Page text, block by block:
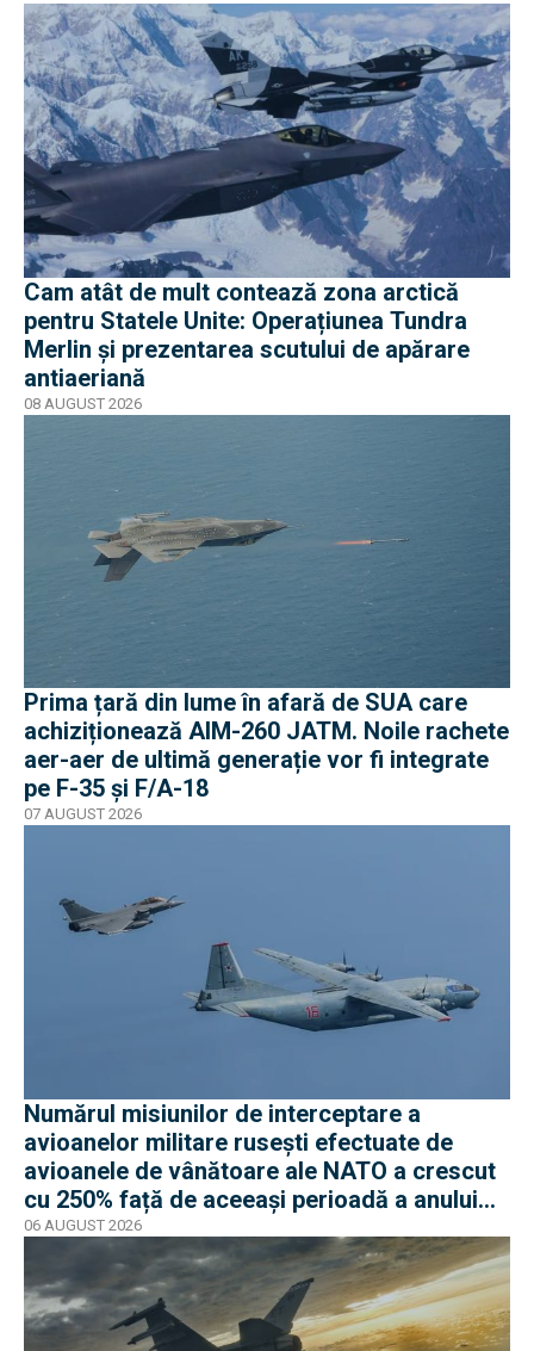
Cam atât de mult contează zona arctică
pentru Statele Unite: Operațiunea Tundra
Merlin şi prezentarea scutului de apărare
antiaeriană
08 AUGUST 2026
Prima țară din lume în afară de SUA care
achiziționează AIM-260 JATM. Noile rachete
aer-aer de ultimă generație vor fi integrate
pe F-35 și F/A-18
07 AUGUST 2026
Numărul misiunilor de interceptare a
avioanelor militare rusești efectuate de
avioanele de vânătoare ale NATO a crescut
cu 250% față de aceeași perioadă a anului
trecut
06 AUGUST 2026